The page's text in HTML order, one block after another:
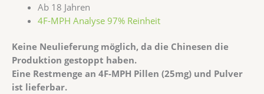
Ab 18 Jahren
4F-MPH Analyse 97% Reinheit
Keine Neulieferung möglich, da die Chinesen die
Produktion gestoppt haben.
Eine Restmenge an 4F-MPH Pillen (25mg) und Pulver
ist lieferbar.